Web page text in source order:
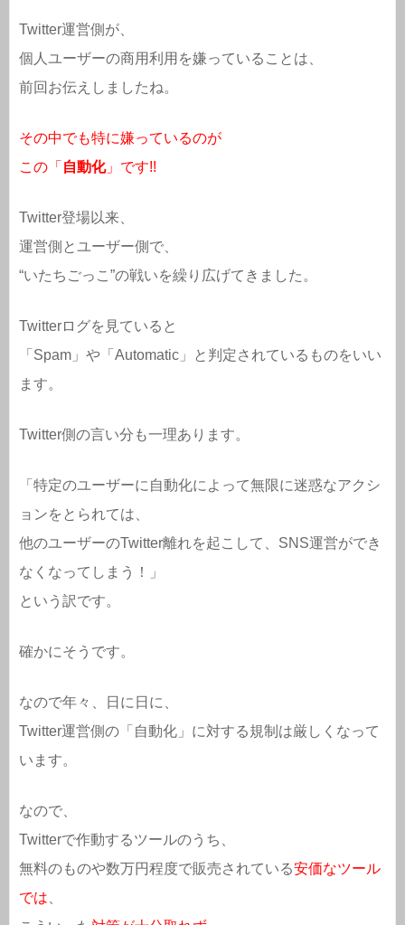
Twitter運営側が、
個人ユーザーの商用利用を嫌っていることは、
前回お伝えしましたね。
その中でも特に嫌っているのが
この「 自動化」です!!
Twitter登場以来、
運営側とユーザー側で、
“いたちごっこ”の戦いを繰り広げてきました。
Twitterログを見ていると
「Spam」や「Automatic」と判定されているものをいい
ます。
Twitter側の言い分も一理あります。
「特定のユーザーに自動化によって無限に迷惑なアクシ
ョンをとられては、
他のユーザーのTwitter離れを起こして、SNS運営ができ
なくなってしまう！」
という訳です。
確かにそうです。
なので年々、日に日に、
Twitter運営側の「自動化」に対する規制は厳しくなって
います。
なので、
Twitterで作動するツールのうち、
無料のものや数万円程度で販売されている安価なツール
では